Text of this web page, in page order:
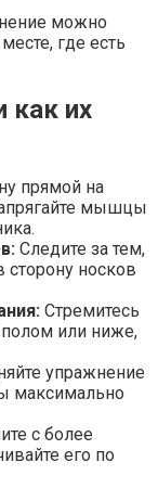
можно
где есть
как их
прямой на
мышцы
Следите за тем,
носков
Стремитесь
полом или ниже,
упражнение
максимально
с более
его по